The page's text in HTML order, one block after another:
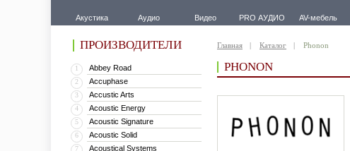
Акустика Аудио Видео PRO АУДИО AV-мебель
ПРОИЗВОДИТЕЛИ
1 Abbey Road
2 Accuphase
3 Accustic Arts
4 Acoustic Energy
5 Acoustic Signature
6 Acoustic Solid
7 Acoustical Systems
Главная Каталог Phonon
PHONON